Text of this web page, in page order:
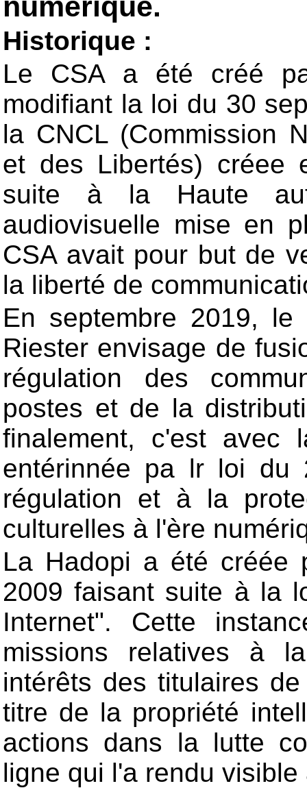
Historique :
Le CSA a été créé
modifiant la loi du 30
la CNCL (Commission
et des Libertés) créee
suite à la Haute
audiovisuelle mise en
CSA avait pour but de
la liberté de
En septembre 2019,
Riester envisage de
régulation des
postes et de la
finalement, c'est avec
entérinnée pa lr loi du
régulation et à la
culturelles à l'ère
La Hadopi a été créée
2009 faisant suite à la
Internet". Cette
missions relatives à
intérêts des titulaires
titre de la propriété
actions dans la lutte
ligne qui l'a rendu